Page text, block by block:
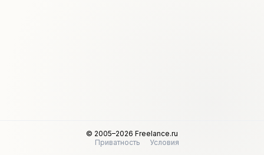
© 2005–2026 Freelance.ru
Приватность
Условия